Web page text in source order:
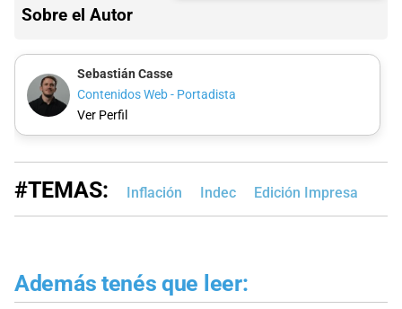
Sobre el Autor
Sebastián Casse
Contenidos Web - Portadista
Ver Perfil
#TEMAS: Inflación Indec Edición Impresa
Además tenés que leer: